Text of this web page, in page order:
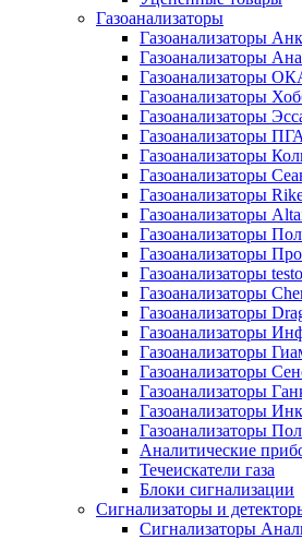
Газоанализаторы
Газоанализаторы
Газоанализаторы
Газоанализаторы
Газоанализаторы
Газоанализаторы
Газоанализаторы ПГА
Газоанализаторы
Газоанализаторы
Газоанализаторы
Газоанализаторы
Газоанализаторы
Газоанализаторы
Газоанализаторы testo
Газоанализаторы
Газоанализаторы
Газоанализаторы
Газоанализаторы
Газоанализаторы
Газоанализаторы
Газоанализаторы
Газоанализаторы
Аналитические
Течеискатели газа
Блоки сигнализации
Сигнализаторы и
Сигнализаторы